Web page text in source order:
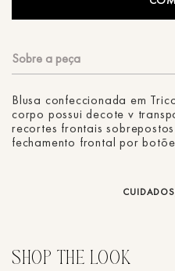
Blusa confeccionada em
corpo possui decote v
recortes frontais
fechamento frontal por
CUIDADOS